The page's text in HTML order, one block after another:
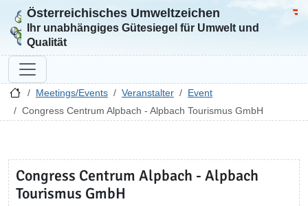
Zur Startseite
Österreichisches Umweltzeichen
Ihr unabhängiges Gütesiegel für Umwelt und
Qualität
Meetings/Events Veranstalter
Event
Congress Centrum Alpbach - Alpbach Tourismus GmbH
Congress Centrum Alpbach - Alpbach
Tourismus GmbH